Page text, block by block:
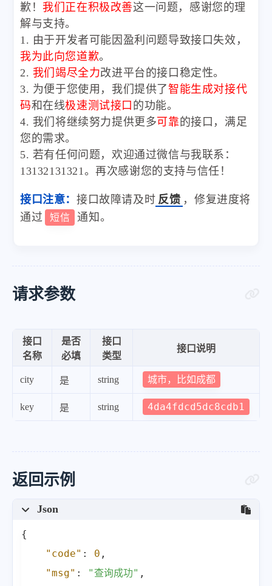
歉！ 我们正在积极改善这一问题，感谢您的理
解与支持。
1. 由于开发者可能因盈利问题导致接口失效，
我为此向您道歉。
2. 我们竭尽全力改进平台的接口稳定性。
3. 为便于您使用，我们提供了智能生成对接代
码和在线极速测试接口 的功能。
4. 我们将继续努力提供更多可靠的接口，满足
您的需求。
5. 若有任何问题，欢迎通过微信与我联系：
13132131321。再次感谢您的支持与信任！
接口注意： 接口故障请及时 反馈 ，修复进度将
通过
短信 通知。
请求参数
接口
名称
是否
必填
接口
类型
接口说明
city 是 string 城市，比如成都
key 是 string 4da4fdcd5dc8cdb1
返回示例
Json
{
"code" : 0 ,
"msg" : "查询成功" ,